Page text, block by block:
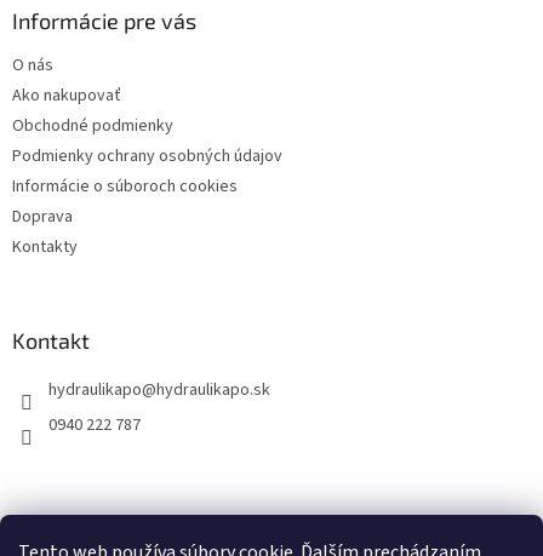
Informácie pre vás
O nás
Ako nakupovať
Obchodné podmienky
Podmienky ochrany osobných údajov
Informácie o súboroch cookies
Doprava
Kontakty
Kontakt
hydraulikapo@hydraulikapo.sk
0940 222 787